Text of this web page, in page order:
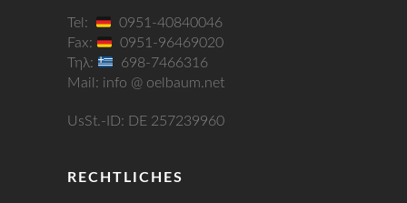
Tel:
0951-40840046
Fax:
0951-96469020
Τηλ:
698-7466316
Mail: info @ oelbaum.net
UsSt.-ID: DE 257239960
RECHTLICHES